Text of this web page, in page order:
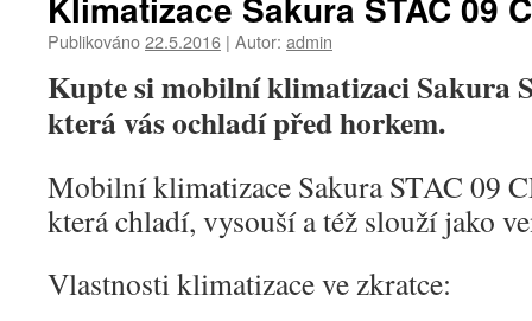
Publikováno22.5.2016 | Autor: admin
Kupte si mobilní klimatizaci Sakura
která vás ochladí před horkem.
Mobilní klimatizace Sakura STAC 09
která chladí, vysouší a též slouží jako
Vlastnosti klimatizace ve zkratce: